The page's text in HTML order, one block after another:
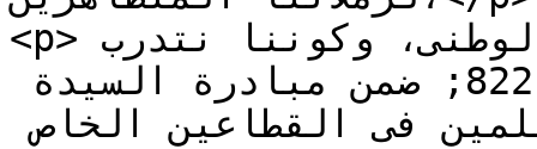
<p>وإنطلاقا من حسنا الوطنى، وكوننا نتدرب
اللبنانية الأولى، فإننا كمعلمين فى القطاعين الخاص